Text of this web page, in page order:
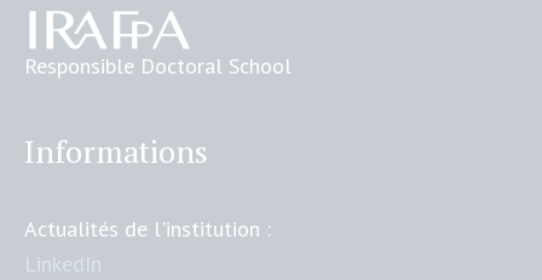
Responsible Doctoral School
Informations
Actualités de l'institution :
LinkedIn